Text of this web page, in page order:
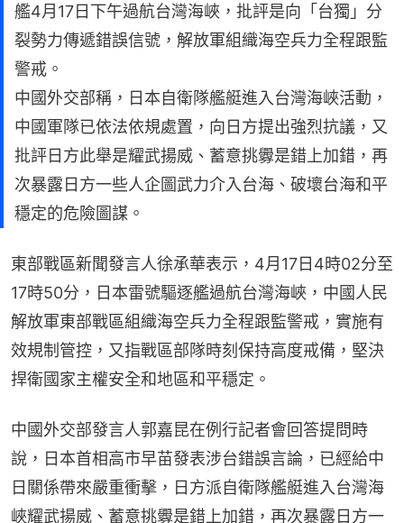
艦4月17日下午過航台灣海峽，批評是向「台獨」分
裂勢力傳遞錯誤信號，解放軍組織海空兵力全程跟監
警戒。
中國外交部稱，日本自衛隊艦艇進入台灣海峽活動，
中國軍隊已依法依規處置，向日方提出強烈抗議，又
批評日方此舉是耀武揚威、蓄意挑釁是錯上加錯，再
次暴露日方一些人企圖武力介入台海、破壞台海和平
穩定的危險圖謀。
東部戰區新聞發言人徐承華表示，4月17日4時02分至
17時50分，日本雷號驅逐艦過航台灣海峽，中國人民
解放軍東部戰區組織海空兵力全程跟監警戒，實施有
效規制管控，又指戰區部隊時刻保持高度戒備，堅決
捍衛國家主權安全和地區和平穩定。
中國外交部發言人郭嘉昆在例行記者會回答提問時
說，日本首相高市早苗發表涉台錯誤言論，已經給中
日關係帶來嚴重衝擊，日方派自衛隊艦艇進入台灣海
峽耀武揚威、蓄意挑釁是錯上加錯，再次暴露日方一